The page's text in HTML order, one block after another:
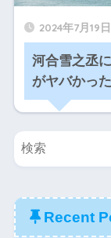
2024年7月19日
河合雪之丞
がヤバかっ
Recent